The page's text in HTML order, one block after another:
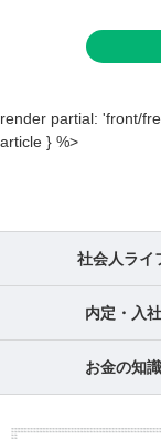
render partial: 'front/
article } %>
社会人ライ
内定・入社
お金の知識